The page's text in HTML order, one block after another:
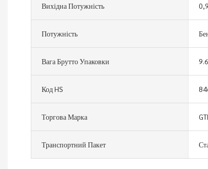
Вихідна Потужність
Потужність
Вага Брутто Упаковки
Код HS
Торгова Марка
Транспортний Пакет